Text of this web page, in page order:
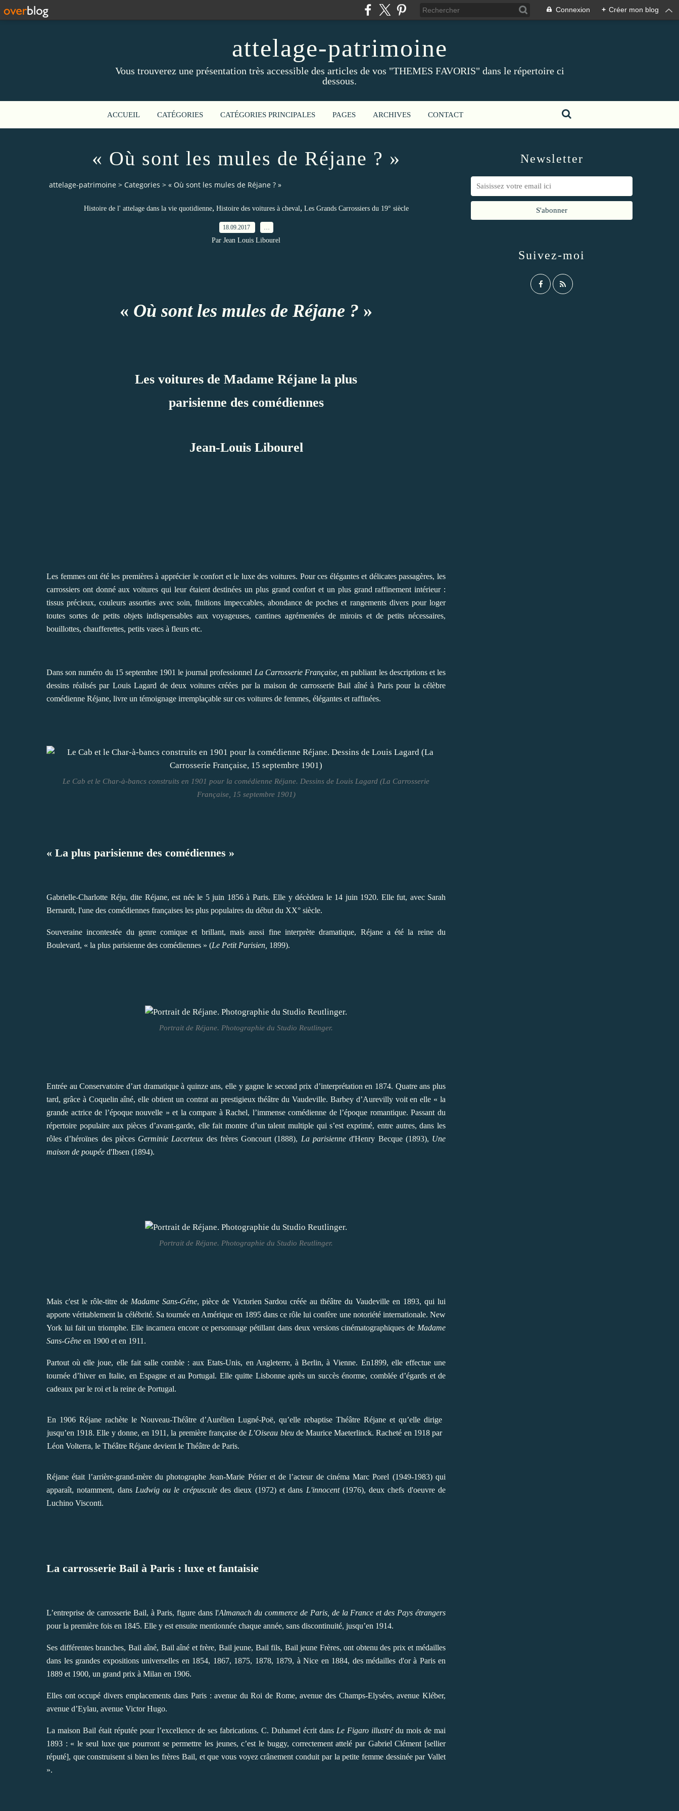
Connexion + Créer mon blog
attelage-patrimoine
Vous trouverez une présentation très accessible des articles de vos "THEMES FAVORIS" dans le répertoire ci
dessous.
ACCUEIL CATÉGORIES CATÉGORIES PRINCIPALES PAGES ARCHIVES CONTACT
« Où sont les mules de Réjane ? »
attelage-patrimoine > Categories > « Où sont les mules de Réjane ? »
Histoire de l' attelage dans la vie quotidienne, Histoire des voitures à cheval , Les Grands Carrossiers du 19° siècle
18.09.2017
Par Jean Louis Libourel
« Où sont les mules de Réjane ? »
Les voitures de Madame Réjane la plus
parisienne des comédiennes
Jean-Louis Libourel
Les femmes ont été les premières à apprécier le confort et le luxe des voitures. Pour ces élégantes et délicates passagères, les
carrossiers ont donné aux voitures qui leur étaient destinées un plus grand confort et un plus grand raffinement intérieur :
tissus précieux, couleurs assorties avec soin, finitions impeccables, abondance de poches et rangements divers pour loger
toutes sortes de petits objets indispensables aux voyageuses, cantines agrémentées de miroirs et de petits nécessaires,
bouillottes, chaufferettes, petits vases à fleurs etc.
Dans son numéro du 15 septembre 1901 le journal professionnel La Carrosserie Française, en publiant les descriptions et les
dessins réalisés par Louis Lagard de deux voitures créées par la maison de carrosserie Bail aîné à Paris pour la célèbre
comédienne Réjane, livre un témoignage irremplaçable sur ces voitures de femmes, élégantes et raffinées.
Le Cab et le Char-à-bancs construits en 1901 pour la comédienne Réjane. Dessins de Louis Lagard (La Carrosserie
Française, 15 septembre 1901)
« La plus parisienne des comédiennes »
Gabrielle-Charlotte Réju, dite Réjane, est née le 5 juin 1856 à Paris. Elle y décèdera le 14 juin 1920. Elle fut, avec Sarah
Bernardt, l'une des comédiennes françaises les plus populaires du début du XX° siècle.
Souveraine incontestée du genre comique et brillant, mais aussi fine interprète dramatique, Réjane a été la reine du
Boulevard, « la plus parisienne des comédiennes » (Le Petit Parisien, 1899).
Portrait de Réjane. Photographie du Studio Reutlinger.
Entrée au Conservatoire d’art dramatique à quinze ans, elle y gagne le second prix d’interprétation en 1874. Quatre ans plus
tard, grâce à Coquelin aîné, elle obtient un contrat au prestigieux théâtre du Vaudeville. Barbey d’Aurevilly voit en elle « la
grande actrice de l’époque nouvelle » et la compare à Rachel, l’immense comédienne de l’époque romantique. Passant du
répertoire populaire aux pièces d’avant-garde, elle fait montre d’un talent multiple qui s’est exprimé, entre autres, dans les
rôles d’héroïnes des pièces Germinie Lacerteux des frères Goncourt (1888), La parisienned'Henry Becque (1893), Une
maison de poupée d'Ibsen (1894).
Portrait de Réjane. Photographie du Studio Reutlinger.
Mais c'est le rôle-titre de Madame Sans-Géne, pièce de Victorien Sardou créée au théâtre du Vaudeville en 1893, qui lui
apporte véritablement la célébrité. Sa tournée en Amérique en 1895 dans ce rôle lui confère une notoriété internationale. New
York lui fait un triomphe. Elle incarnera encore ce personnage pétillant dans deux versions cinématographiques de Madame
Sans-Gêne en 1900 et en 1911.
Partout où elle joue, elle fait salle comble : aux Etats-Unis, en Angleterre, à Berlin, à Vienne. En1899, elle effectue une
tournée d’hiver en Italie, en Espagne et au Portugal. Elle quitte Lisbonne après un succès énorme, comblée d’égards et de
cadeaux par le roi et la reine de Portugal.
En 1906 Réjane rachète le Nouveau-Théâtre d’Aurélien Lugné-Poë, qu’elle rebaptise Théâtre Réjane et qu’elle dirige
jusqu’en 1918. Elle y donne, en 1911, la première française de L’Oiseau bleude Maurice Maeterlinck. Racheté en 1918 par
Léon Volterra, le Théâtre Réjane devient le Théâtre de Paris.
Réjane était l’arrière-grand-mère du photographe Jean-Marie Périer et de l’acteur de cinéma Marc Porel (1949-1983) qui
apparaît, notamment, dans Ludwig ou le crépusculedes dieux (1972) et dans L'innocent(1976), deux chefs d'oeuvre de
Luchino Visconti.
La carrosserie Bail à Paris : luxe et fantaisie
L’entreprise de carrosserie Bail, à Paris, figure dans l'Almanach du commerce de Paris, de la France et des Pays étrangers
pour la première fois en 1845. Elle y est ensuite mentionnée chaque année, sans discontinuité, jusqu’en 1914.
Ses différentes branches, Bail aîné, Bail aîné et frère, Bail jeune, Bail fils, Bail jeune Frères, ont obtenu des prix et médailles
dans les grandes expositions universelles en 1854, 1867, 1875, 1878, 1879, à Nice en 1884, des médailles d'or à Paris en
1889 et 1900, un grand prix à Milan en 1906.
Elles ont occupé divers emplacements dans Paris : avenue du Roi de Rome, avenue des Champs-Elysées, avenue Kléber,
avenue d’Eylau, avenue Victor Hugo.
La maison Bail était réputée pour l’excellence de ses fabrications. C. Duhamel écrit dans Le Figaro illustrédu mois de mai
1893 : « le seul luxe que pourront se permettre les jeunes, c’est le buggy, correctement attelé par Gabriel Clément [sellier
réputé], que construisent si bien les frères Bail, et que vous voyez crânement conduit par la petite femme dessinée par Vallet
».
Newsletter
Suivez-moi